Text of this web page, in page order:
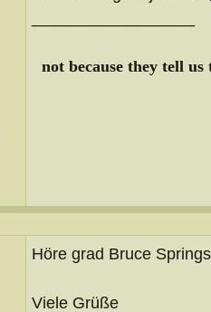
not because they tell
Höre grad Bruce
Viele Grüße